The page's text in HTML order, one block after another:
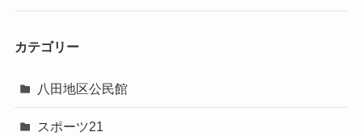
カテゴリー
八田地区公民館
スポーツ21